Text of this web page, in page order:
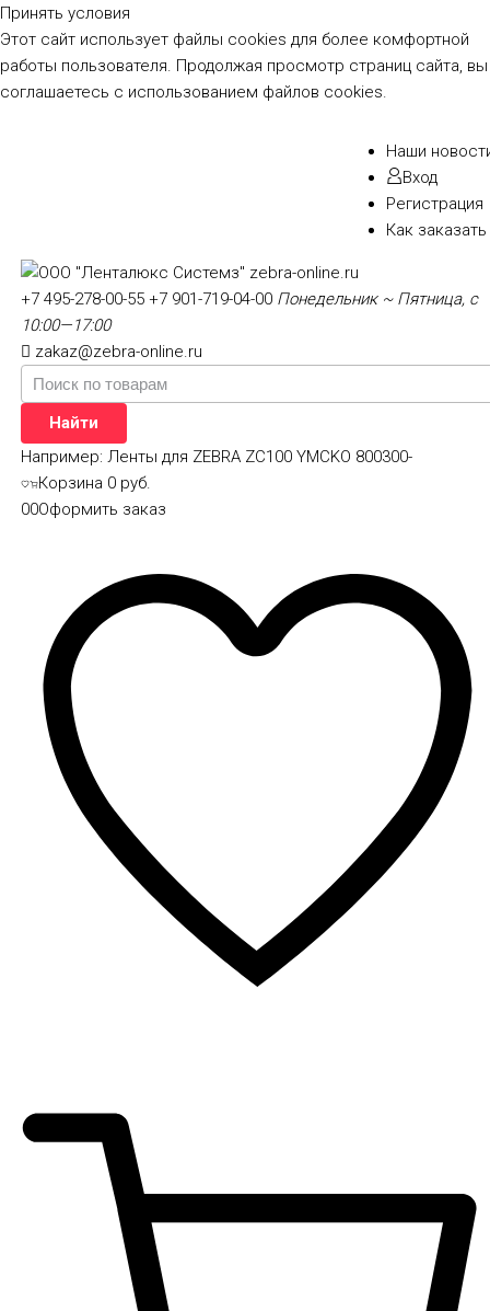
Принять условия
Этот сайт использует файлы cookies для более комфортной
работы пользователя. Продолжая просмотр страниц сайта, вы
соглашаетесь с использованием файлов cookies.
Наши
Вход
Регистрация
Как заказать
+7 495-278-00-55+7 901-719-04-00 Понедельник ~ Пятница, с
10:00—17:00
zakaz@zebra-online.ru
Найти
Например:Ленты для ZEBRA ZC100 YMCKO 800300-
00
Корзина 0 руб.
Оформить заказ